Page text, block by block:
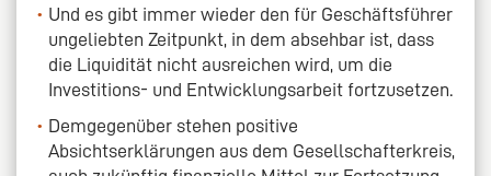
Und es gibt immer wieder den für Geschäftsführer
ungeliebten Zeitpunkt, in dem absehbar ist, dass
die Liquidität nicht ausreichen wird, um die
Investitions- und Entwicklungsarbeit fortzusetzen.
Demgegenüber stehen positive
Absichtserklärungen aus dem Gesellschafterkreis,